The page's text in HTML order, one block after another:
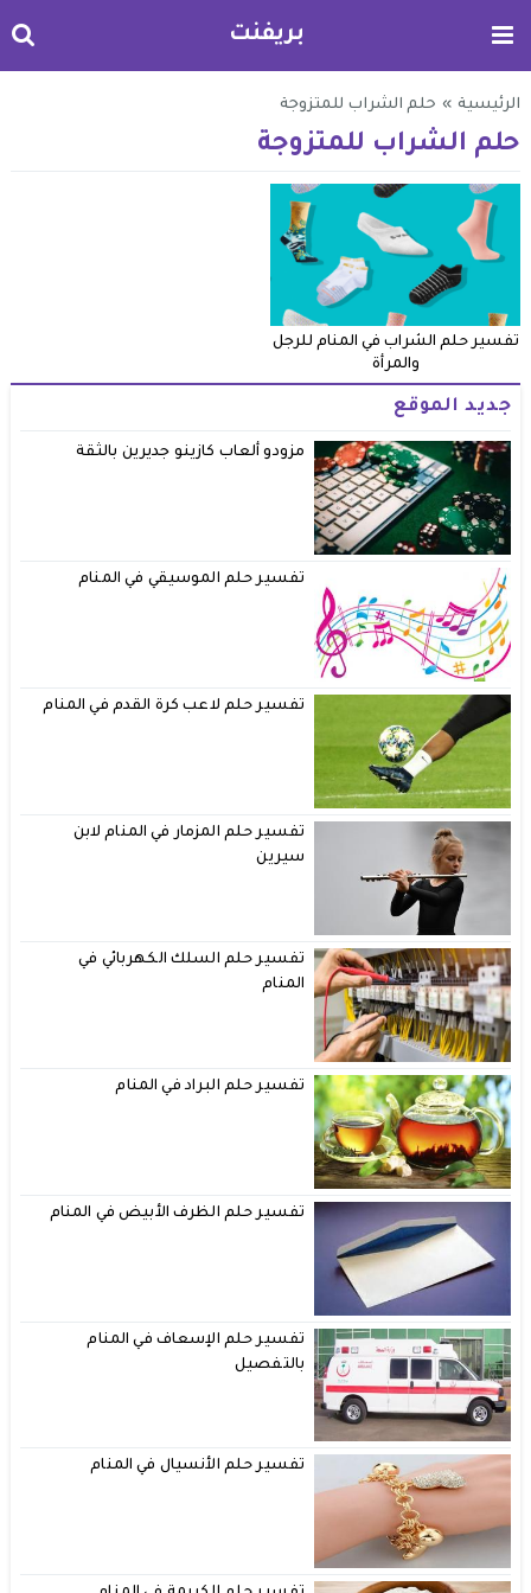
بريفنت
الرئيسية » حلم الشراب للمتزوجة
حلم الشراب للمتزوجة
تفسير حلم الشراب في المنام للرجل
والمرأة
جديد الموقع
مزودو ألعاب كازينو جديرين بالثقة
تفسير حلم الموسيقي في المنام
تفسير حلم لاعب كرة القدم في المنام
تفسير حلم المزمار في المنام لابن
سيرين
تفسير حلم السلك الكهربائي في
المنام
تفسير حلم البراد في المنام
تفسير حلم الظرف الأبيض في المنام
تفسير حلم الإسعاف في المنام
بالتفصيل
تفسير حلم الأنسيال في المنام